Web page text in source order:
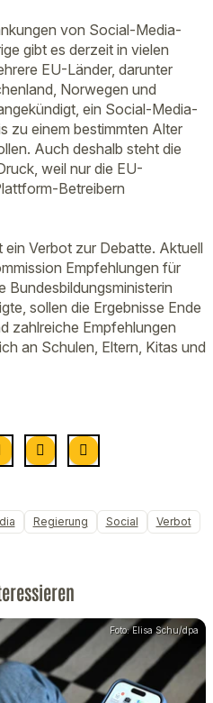
von Social-Media-
gibt es derzeit in vielen
EU-Länder, darunter
Norwegen und
ein Social-Media-
zu einem bestimmten Alter
Auch deshalb steht die
weil nur die EU-
Betreibern
Verbot zur Debatte. Aktuell
Empfehlungen für
Bundesbildungsministerin
sollen die Ergebnisse Ende
zahlreiche Empfehlungen
an Schulen, Eltern, Kitas und
Regierung Social Verbot
Foto: Elisa Schu/dpa